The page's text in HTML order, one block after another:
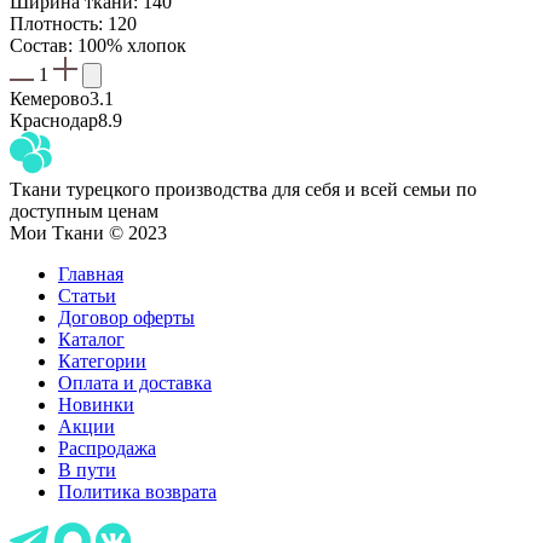
составляла
630,00 ₽.
Плотность: 120
Состав: 100% хлопок
1
Кемерово3.1
Краснодар8.9
Ткани турецкого производства для себя и всей семьи по
доступным ценам
Мои Ткани © 2023
Главная
Статьи
Договор оферты
Каталог
Категории
Оплата и доставка
Новинки
Акции
Распродажа
В пути
Политика возврата